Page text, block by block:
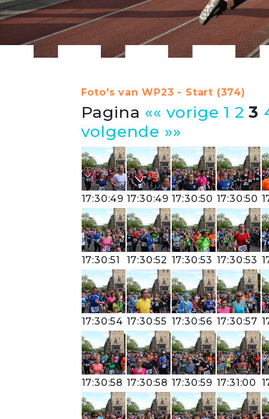
Foto's van WP23 - Start (374)
Pagina «« vorige 1 2 3
volgende »»
17:30:49 17:30:49 17:30:50 17:30:50
17:30:51 17:30:52 17:30:53 17:30:53
17:30:54 17:30:55 17:30:56 17:30:57
17:30:58 17:30:58 17:30:59 17:31:00